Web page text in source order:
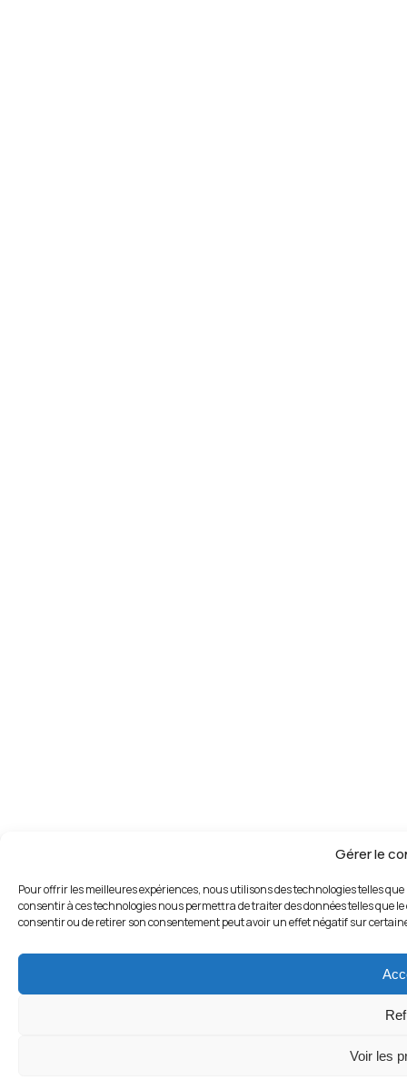
Gérer le
Pour offrir les meilleures expériences, nous utilisons des technologies telles
consentir à ces technologies nous permettra de traiter des données telles que
consentir ou de retirer son consentement peut avoir un effet négatif sur
Voir les